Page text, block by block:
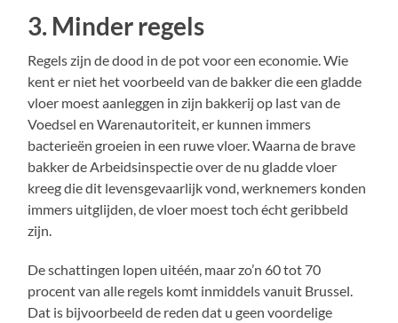
3. Minder regels
Regels zijn de dood in de pot voor een economie. Wie
kent er niet het voorbeeld van de bakker die een gladde
vloer moest aanleggen in zijn bakkerij op last van de
Voedsel en Warenautoriteit, er kunnen immers
bacterieën groeien in een ruwe vloer. Waarna de brave
bakker de Arbeidsinspectie over de nu gladde vloer
kreeg die dit levensgevaarlijk vond, werknemers konden
immers uitglijden, de vloer moest toch écht geribbeld
zijn.
De schattingen lopen uitéén, maar zo’n 60 tot 70
procent van alle regels komt inmiddels vanuit Brussel.
Dat is bijvoorbeeld de reden dat u geen voordelige